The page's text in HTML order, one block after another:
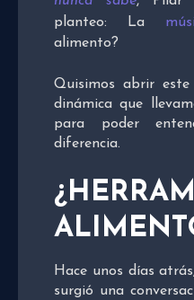
planteo: La
alimento?
Quisimos abrir
dinámica que
para poder
diferencia.
Hace unos días
surgió una